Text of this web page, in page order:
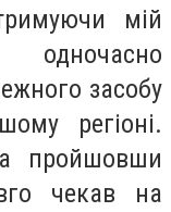
мій
одночасно
засобу
регіоні.
пройшовши
чекав на